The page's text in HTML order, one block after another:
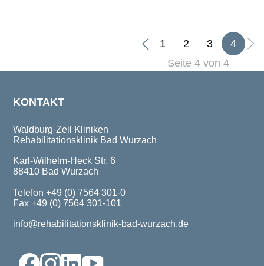
1 2 3
4
Seite 4 von 4
KONTAKT
Waldburg-Zeil Kliniken
Rehabilitationsklinik Bad Wurzach
Karl-Wilhelm-Heck Str. 6
88410 Bad Wurzach
Telefon +49 (0) 7564 301-0
Fax +49 (0) 7564 301-101
info@rehabilitationsklinik-bad-wurzach.de